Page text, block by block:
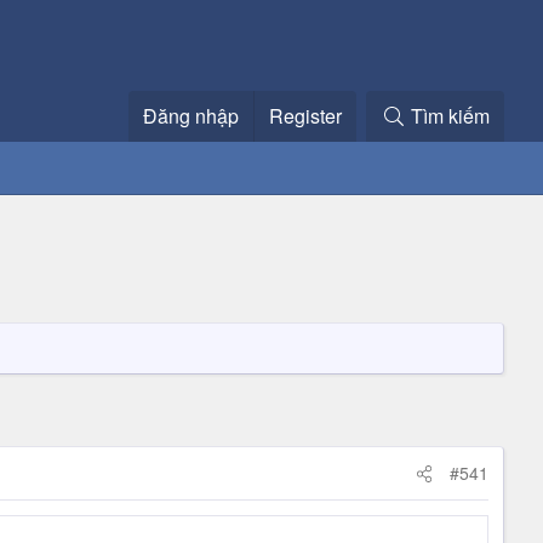
Đăng nhập Register Tìm kiếm
#541